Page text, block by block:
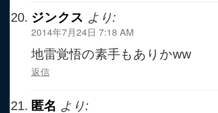
ジンクス より:
2014年7月24日 7:18 AM
地雷覚悟の素手もありかww
返信
匿名 より: